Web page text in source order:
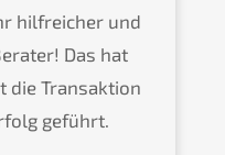
hilfrei­cher und
Das hat
die Trans­ak­ti­on
geführt.